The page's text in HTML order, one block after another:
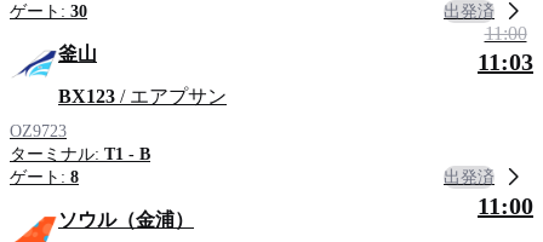
ゲート: 30 出発済
釜山
BX123 / エアプサン
OZ9723
ターミナル: T1 - B
ゲート: 8
11:00
11:03
出発済
ソウル（金浦）
11:00